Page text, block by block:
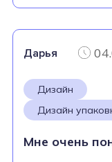
Дарья
Дизайн
Дизайн
Мне очень